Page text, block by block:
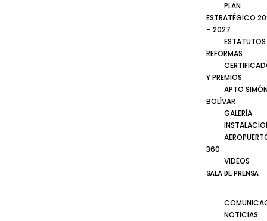
PLAN
ESTRATÉGICO
– 2027
ESTATUTOS
REFORMAS
Y PREMIOS
APTO
BOLÍVAR
GALERÍA
360
VIDEOS
SALA DE PRENSA
NOTICIAS